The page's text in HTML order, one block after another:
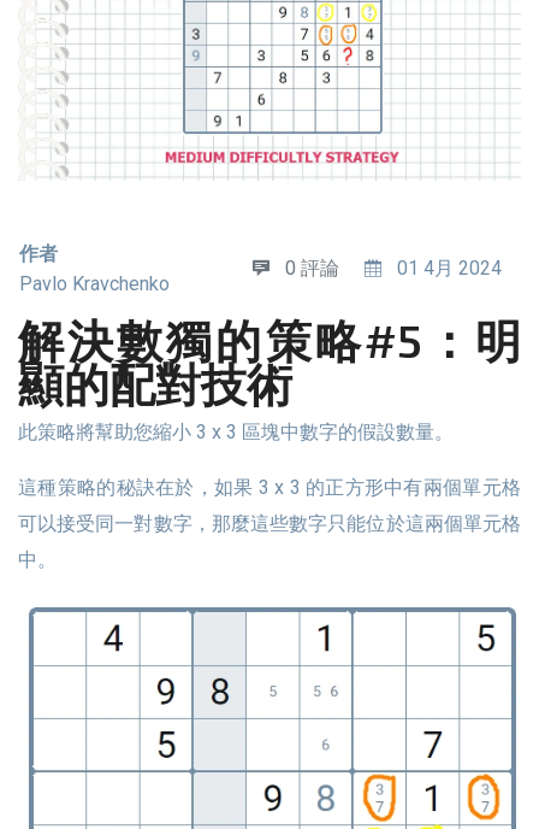
作者
Pavlo Kravchenko
0 評論 01 4月 2024
解決數獨的策略#5：明
顯的配對技術
此策略將幫助您縮小 3 x 3 區塊中數字的假設數量。
這種策略的秘訣在於，如果 3 x 3 的正方形中有兩個單元格
可以接受同一對數字，那麼這些數字只能位於這兩個單元格
中。